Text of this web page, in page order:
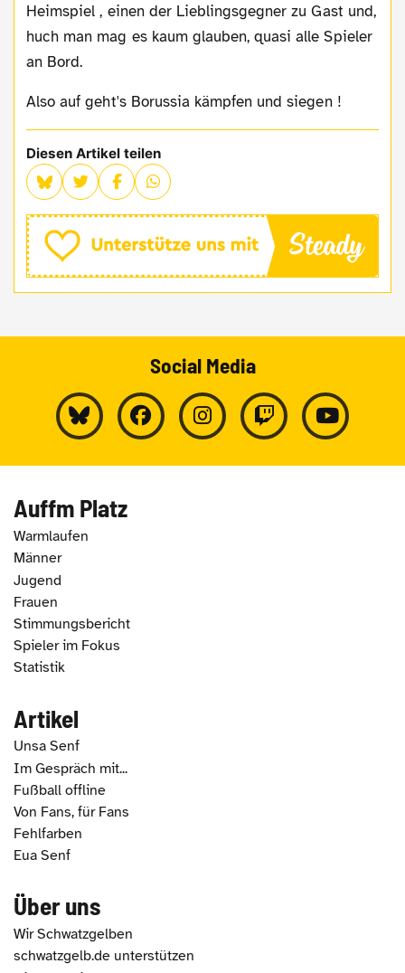
Heimspiel , einen der Lieblingsgegner zu Gast und,
huch man mag es kaum glauben, quasi alle Spieler
an Bord.
Also auf geht's Borussia kämpfen und siegen !
Diesen Artikel teilen
Social Media
Auffm Platz
Warmlaufen
Männer
Jugend
Frauen
Stimmungsbericht
Spieler im Fokus
Statistik
Artikel
Unsa Senf
Im Gespräch mit...
Fußball offline
Von Fans, für Fans
Fehlfarben
Eua Senf
Über uns
Wir Schwatzgelben
schwatzgelb.de unterstützen